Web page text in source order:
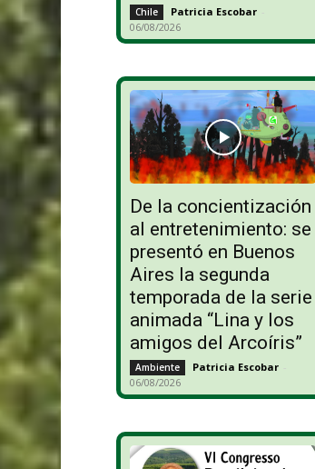
Chile Patricia Escobar -
06/08/2026
De la concientización
al entretenimiento: se
presentó en Buenos
Aires la segunda
temporada de la serie
animada “Lina y los
amigos del Arcoíris”
Ambiente Patricia Escobar -
06/08/2026